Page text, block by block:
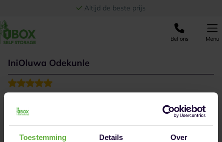
Toestemming Details Over
Altijd de beste prijs
Bel ons Menu
IniOluwa Odekunle
never had a moment of worry. Very good and secure
storage. Good communication and responsive customer
service. I would 100%recommend.